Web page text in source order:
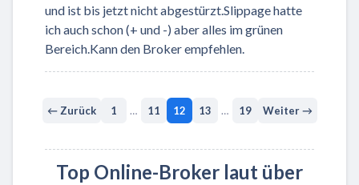
und ist bis jetzt nicht abgestürzt.Slippage hatte
ich auch schon (+ und -) aber alles im grünen
Bereich.Kann den Broker empfehlen.
← Zurück 1 … 11 12 13 … 19 Weiter →
Top Online-Broker laut über